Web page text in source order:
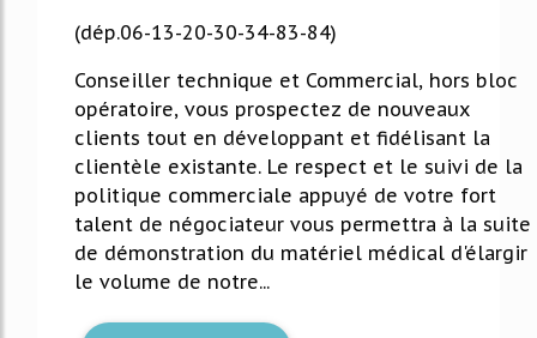
(dép.06-13-20-30-34-83-84)
Conseiller technique et Commercial, hors bloc
opératoire, vous prospectez de nouveaux
clients tout en développant et fidélisant la
clientèle existante. Le respect et le suivi de la
politique commerciale appuyé de votre fort
talent de négociateur vous permettra à la suite
de démonstration du matériel médical d'élargir
le volume de notre...